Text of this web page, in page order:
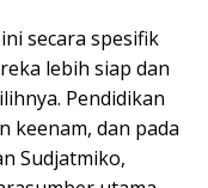
secara spesifik
lebih siap dan
Pendidikan
keenam, dan pada
Sudjatmiko,